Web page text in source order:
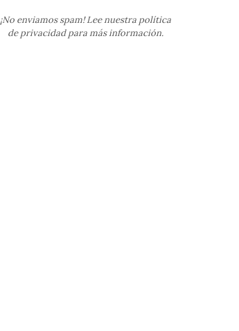
¡No enviamos spam! Lee nuestra política
de privacidadpara más información.